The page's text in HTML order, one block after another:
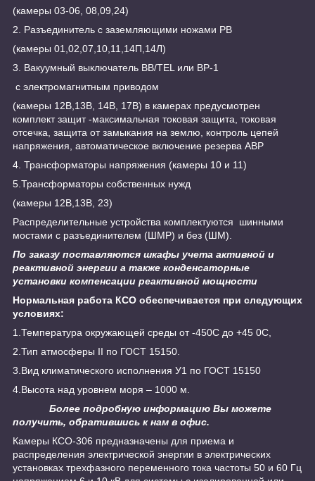
(камеры 03-06, 08,09,24)
2. Разъединитель с заземляющими ножами РВ
(камеры 01,02,07,10,11,14П,14Л)
3. Вакуумный выключатель BB/TEL или ВР-1
с электромагнитным приводом
(камеры 12В,13В, 14В, 17В) в камерах предусмотрен
комплект защит -максимальная токовая защита, токовая
отсечка, защита от замыкания на землю, контроль цепей
напряжения, автоматическое включение резерва АВР
4. Трансформаторы напряжения (камеры 10 и 11)
5.Трансформаторы собственных нужд
(камеры 12В,13В, 23)
Распределительные устройства комплектуются шинными
мостами с разъединителем (ШМР) и без (ШМ).
По заказу поставляются шкафы учета активной и
реактивной энергии а также конденсаторные
установки компенсации реактивной мощности
Нормальная работа КСО обеспечивается при следующих
условиях:
1.Температура окружающей среды от -450С до +45 0С,
2.Тип атмосферы II по ГОСТ 15150.
3.Вид климатического исполнения У1 по ГОСТ 15150
4.Высота над уровнем моря – 1000 м.
Более подробную информацию Вы можете
получить, обратившись к нам в офис.
Камеры КСО-306 предназначены для приема и
распределения электрической энергии в электрических
установках трехфазного переменного тока частоты 50 и 60 Гц